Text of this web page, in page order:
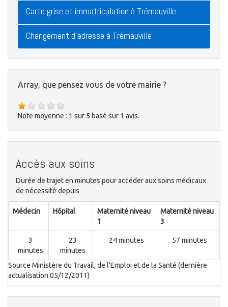
Carte grise et immatriculation à Trémauville
Changement d'adresse à Trémauville
Array, que pensez vous de votre mairie ?
Note moyenne : 1 sur 5 basé sur 1 avis.
Accès aux soins
Durée de trajet en minutes pour accéder aux soins médicaux
de nécessité depuis
Médecin Hôpital
Maternité niveau
1
Maternité niveau
3
3
minutes
23
minutes
24 minutes 57 minutes
Source Ministère du Travail, de l'Emploi et de la Santé (dernière
actualisation 05/12/2011)